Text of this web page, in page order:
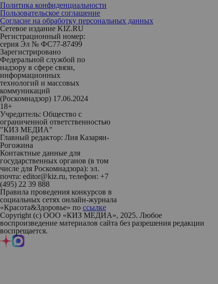
Политика конфиденциальности
Пользовательское соглашение
Согласие на обработку персональных данных
Сетевое издание KIZ.RU
Регистрационный номер:
серия Эл № ФС77-87499
Зарегистрировано
Федеральной службой по
надзору в сфере связи,
информационных
технологий и массовых
коммуникаций
(Роскомнадзор) 17.06.2024
18+
Учредитель: Общество с
ограниченной ответственностью
"КИЗ МЕДИА"
Главный редактор: Лия Казарян-
Рогожина
Контактные данные для
государственных органов (в том
числе для Роскомнадзора): эл.
почта: editor@kiz.ru, телефон: +7
(495) 22 39 888
Правила проведения конкурсов в
социальных сетях онлайн-журнала
«Красота&Здоровье» по ссылке
Copyright (с) ООО «КИЗ МЕДИА», 2025. Любое
воспроизведение материалов сайта без разрешения редакции
воспрещается.